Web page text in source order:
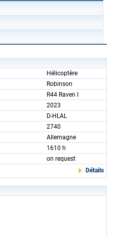
Hélicoptère
Robinson
R44 Raven I
2023
D-HLAL
2740
Allemagne
1610 h
on request
Détails